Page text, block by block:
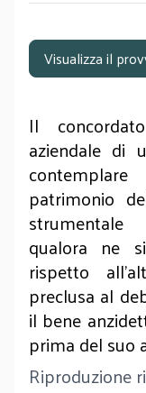
Visualizza il
Il
aziendale di
patrimonio
strumentale
qualora ne
rispetto
preclusa al
il bene
prima del suo
Riproduzione